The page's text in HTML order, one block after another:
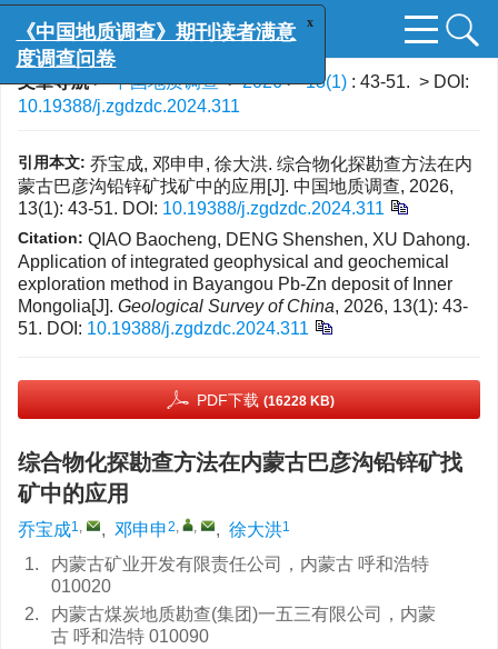
文章导航>中国地质调查>2026>13(1) : 43-51. > DOI:
10.19388/j.zgdzdc.2024.311
引用本文: 乔宝成, 邓申申, 徐大洪. 综合物化探勘查方法在内
蒙古巴彦沟铅锌矿找矿中的应用[J]. 中国地质调查, 2026,
13(1): 43-51. DOI: 10.19388/j.zgdzdc.2024.311
Citation: QIAO Baocheng, DENG Shenshen, XU Dahong.
Application of integrated geophysical and geochemical
exploration method in Bayangou Pb-Zn deposit of Inner
Mongolia[J]. Geological Survey of China, 2026, 13(1): 43-
51. DOI: 10.19388/j.zgdzdc.2024.311
PDF下载 (16228 KB)
综合物化探勘查方法在内蒙古巴彦沟铅锌矿找
矿中的应用
乔宝成1, , 邓申申2, , , 徐大洪1
1.
内蒙古矿业开发有限责任公司，内蒙古 呼和浩特
010020
2.
内蒙古煤炭地质勘查(集团)一五三有限公司，内蒙
古 呼和浩特 010090
《中国地质调查》期刊读者满意
度调查问卷